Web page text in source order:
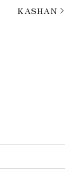
KASHAN